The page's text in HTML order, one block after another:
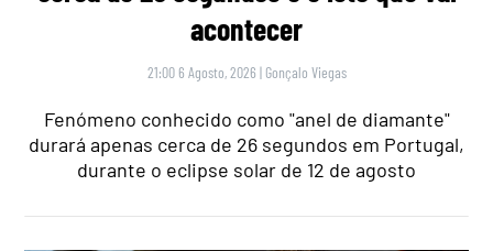
acontecer
21:00 6 Agosto, 2026 | Gonçalo Viegas
Fenómeno conhecido como "anel de diamante"
durará apenas cerca de 26 segundos em Portugal,
durante o eclipse solar de 12 de agosto